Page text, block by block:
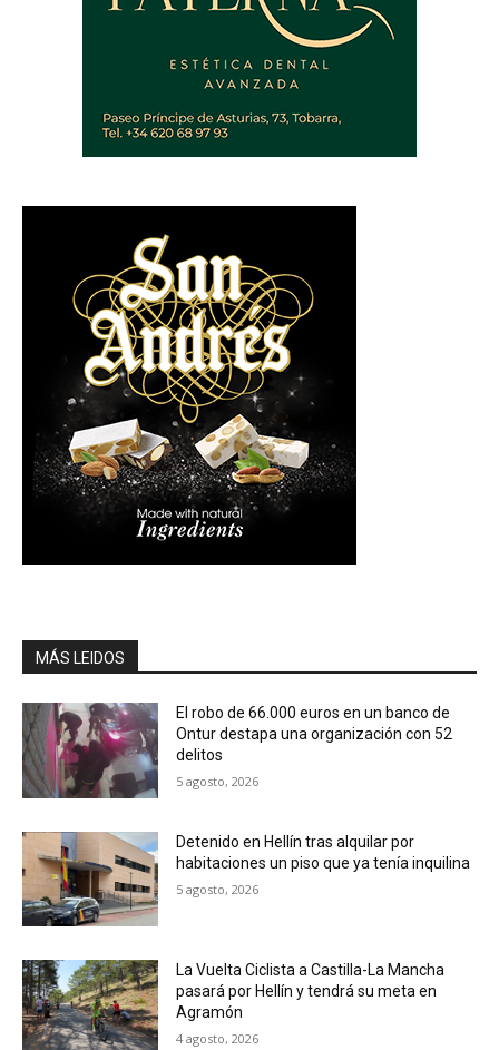
MÁS LEIDOS
El robo de 66.000 euros en un banco de
Ontur destapa una organización con 52
delitos
5 agosto, 2026
Detenido en Hellín tras alquilar por
habitaciones un piso que ya tenía inquilina
5 agosto, 2026
La Vuelta Ciclista a Castilla-La Mancha
pasará por Hellín y tendrá su meta en
Agramón
4 agosto, 2026